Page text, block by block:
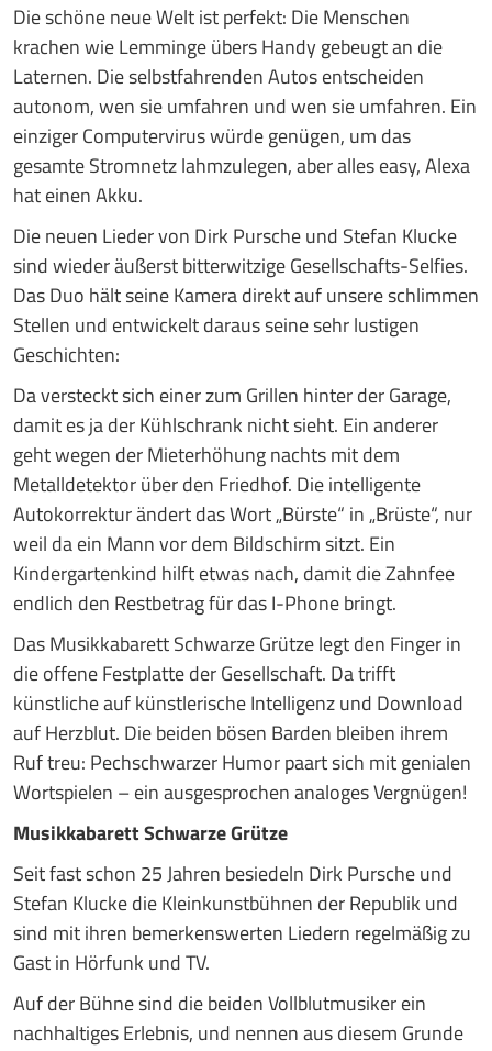
Die schöne neue Welt ist perfekt: Die Menschen
krachen wie Lemminge übers Handy gebeugt an die
Laternen. Die selbstfahrenden Autos entscheiden
autonom, wen sie umfahren und wen sie umfahren. Ein
einziger Computervirus würde genügen, um das
gesamte Stromnetz lahmzulegen, aber alles easy, Alexa
hat einen Akku.
Die neuen Lieder von Dirk Pursche und Stefan Klucke
sind wieder äußerst bitterwitzige Gesellschafts-Selfies.
Das Duo hält seine Kamera direkt auf unsere schlimmen
Stellen und entwickelt daraus seine sehr lustigen
Geschichten:
Da versteckt sich einer zum Grillen hinter der Garage,
damit es ja der Kühlschrank nicht sieht. Ein anderer
geht wegen der Mieterhöhung nachts mit dem
Metalldetektor über den Friedhof. Die intelligente
Autokorrektur ändert das Wort „Bürste“ in „Brüste“, nur
weil da ein Mann vor dem Bildschirm sitzt. Ein
Kindergartenkind hilft etwas nach, damit die Zahnfee
endlich den Restbetrag für das I-Phone bringt.
Das Musikkabarett Schwarze Grütze legt den Finger in
die offene Festplatte der Gesellschaft. Da trifft
künstliche auf künstlerische Intelligenz und Download
auf Herzblut. Die beiden bösen Barden bleiben ihrem
Ruf treu: Pechschwarzer Humor paart sich mit genialen
Wortspielen – ein ausgesprochen analoges Vergnügen!
Musikkabarett Schwarze Grütze
Seit fast schon 25 Jahren besiedeln Dirk Pursche und
Stefan Klucke die Kleinkunstbühnen der Republik und
sind mit ihren bemerkenswerten Liedern regelmäßig zu
Gast in Hörfunk und TV.
Auf der Bühne sind die beiden Vollblutmusiker ein
nachhaltiges Erlebnis, und nennen aus diesem Grunde